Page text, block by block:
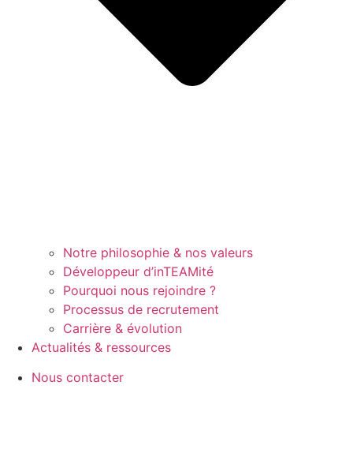
Notre philosophie & nos valeurs
Développeur d’inTEAMité
Pourquoi nous rejoindre ?
Processus de recrutement
Carrière & évolution
Actualités & ressources
Nous contacter